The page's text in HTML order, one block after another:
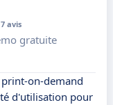
avis
gratuite
on-demand
d'utilisation pour